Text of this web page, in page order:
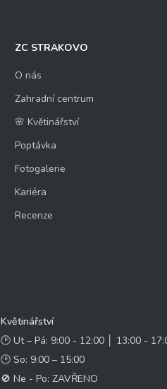
ZC STRAKOVO
O nás
Zahradní centrum
🌸 Květinářství
Poptávka
Fotogalerie
Kariéra
Recenze
Květinářství
🕑 Ut – Pá: 9:00 - 12:00 │ 13:00 -
🕑 So: 9:00 – 15:00
🚫 Ne - Po: ZAVŘENO